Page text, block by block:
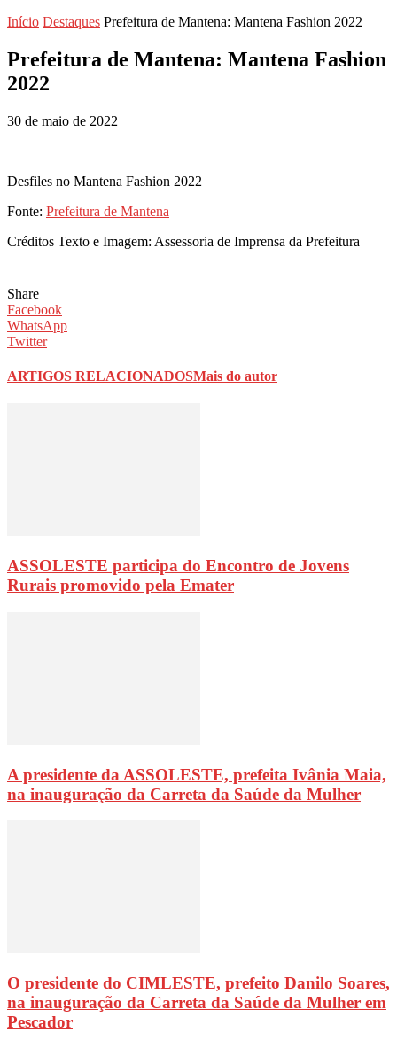
Início Destaques Prefeitura de Mantena: Mantena Fashion 2022
Prefeitura de Mantena: Mantena Fashion
2022
30 de maio de 2022
Desfiles no Mantena Fashion 2022
Fonte: Prefeitura de Mantena
Créditos Texto e Imagem: Assessoria de Imprensa da Prefeitura
Share
Facebook
WhatsApp
Twitter
ARTIGOS RELACIONADOSMais do autor
ASSOLESTE participa do Encontro de Jovens
Rurais promovido pela Emater
A presidente da ASSOLESTE, prefeita Ivânia Maia,
na inauguração da Carreta da Saúde da Mulher
O presidente do CIMLESTE, prefeito Danilo Soares,
na inauguração da Carreta da Saúde da Mulher em
Pescador